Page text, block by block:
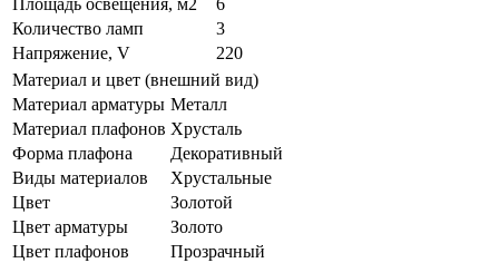
Количество ламп
3
Напряжение, V
220
Материал и цвет (внешний вид)
Материал арматуры Металл
Материал плафонов Хрусталь
Форма плафона
Декоративный
Виды материалов
Хрустальные
Цвет
Золотой
Цвет арматуры
Золото
Цвет плафонов
Прозрачный